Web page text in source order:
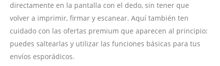
directamente en la pantalla con el dedo, sin tener que
volver a imprimir, firmar y escanear. Aquí también ten
cuidado con las ofertas premium que aparecen al principio:
puedes saltearlas y utilizar las funciones básicas para tus
envíos esporádicos.